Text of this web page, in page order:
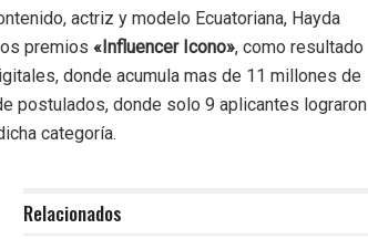
actriz y modelo Ecuatoriana, Hayda
premios «Influencer Icono», como resultado
donde acumula mas de 11 millones de
postulados, donde solo 9 aplicantes lograron
categoría.
Relacionados